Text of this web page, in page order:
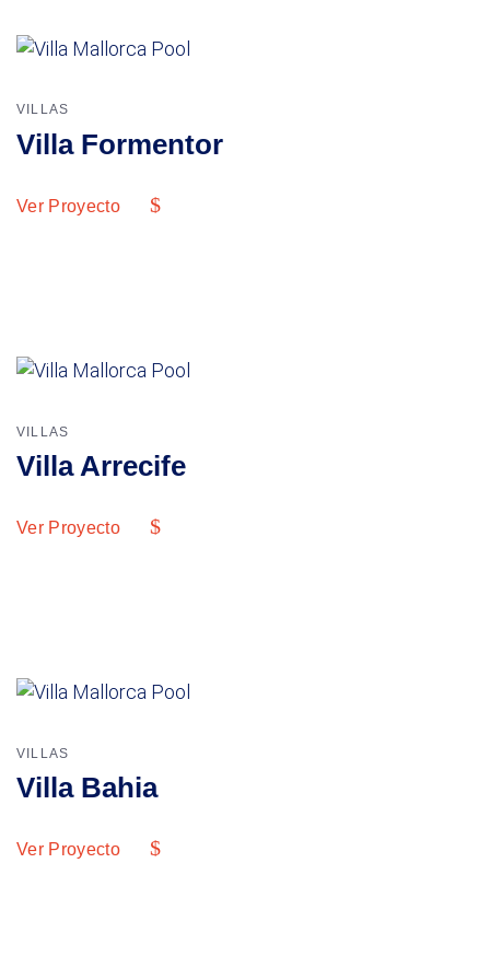
VILLAS
Villa Formentor
Ver Proyecto
VILLAS
Villa Arrecife
Ver Proyecto
VILLAS
Villa Bahia
Ver Proyecto